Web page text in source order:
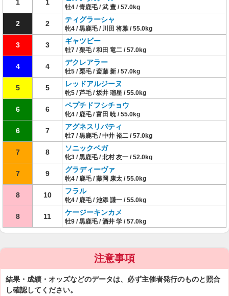
1 1
牡4 / 青鹿毛 / 武 豊 / 57.0kg
2 2 ティグラーシャ
牝4 / 黒鹿毛 / 川田 将雅 / 55.0kg
3 3 ギャツビー
牡7 / 栗毛 / 和田 竜二 / 57.0kg
4 4 デクレアラー
牡5 / 栗毛 / 斎藤 新 / 57.0kg
5 5 レッドアルジーヌ
牝5 / 芦毛 / 坂井 瑠星 / 55.0kg
6 6 ペプチドフシチョウ
牝4 / 鹿毛 / 富田 暁 / 55.0kg
6 7 アグネスリバティ
牡7 / 黒鹿毛 / 中井 裕二 / 57.0kg
7 8 ソニックベガ
牝3 / 黒鹿毛 / 北村 友一 / 52.0kg
7 9 グラディーヴァ
牝4 / 鹿毛 / 藤岡 康太 / 55.0kg
8 10 フラル
牝4 / 鹿毛 / 池添 謙一 / 55.0kg
8 11 ケージーキンカメ
牡9 / 黒鹿毛 / 酒井 学 / 57.0kg
注意事項
結果・成績・オッズなどのデータは、必ず主催者発行のものと照合
し確認してください。